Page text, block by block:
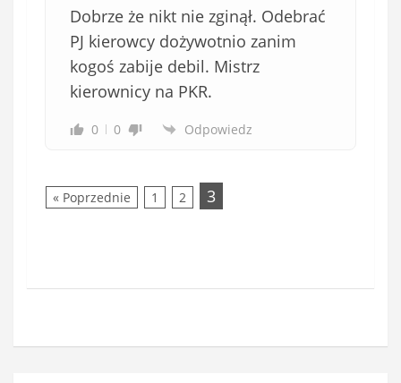
Dobrze że nikt nie zginął. Odebrać
PJ kierowcy dożywotnio zanim
kogoś zabije debil. Mistrz
kierownicy na PKR.
0 0 Odpowiedz
« Poprzednie 1 2 3